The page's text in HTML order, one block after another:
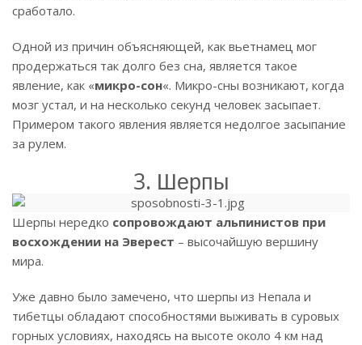
сработало.
Одной из причин объясняющей, как вьетнамец мог
продержаться так долго без сна, является такое
явление, как «микро-сон«. Микро-сны возникают, когда
мозг устал, и на несколько секунд человек засыпает.
Примером такого явления является недолгое засыпание
за рулем.
3. Шерпы
Шерпы нередко сопровождают альпинистов при
восхождении на Эверест – высочайшую вершину
мира.
Уже давно было замечено, что шерпы из Непала и
тибетцы обладают способностями выживать в суровых
горных условиях, находясь на высоте около 4 км над